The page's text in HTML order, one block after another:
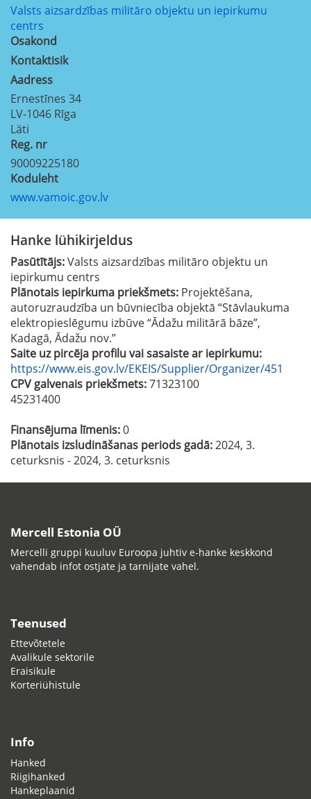
Valsts aizsardzības militāro objektu un iepirkumu
centrs
Osakond
Kontaktisik
Aadress
Ernestīnes 34
LV-1046 Rīga
Läti
Reg. nr
90009225180
Koduleht
www.vamoic.gov.lv
Hanke lühikirjeldus
Pasūtītājs:Valsts aizsardzības militāro objektu un
iepirkumu centrs
Plānotais iepirkuma priekšmets: Projektēšana,
autoruzraudzība un būvniecība objektā “Stāvlaukuma
elektropieslēgumu izbūve “Ādažu militārā bāze”,
Kadagā, Ādažu nov.”
Saite uz pircēja profilu vai sasaiste ar iepirkumu:
https://www.eis.gov.lv/EKEIS/Supplier/Organizer/451
CPV galvenais priekšmets:71323100
45231400
Finansējuma līmenis:0
Plānotais izsludināšanas periods gadā:2024, 3.
ceturksnis - 2024, 3. ceturksnis
Mercell Estonia OÜ
Mercelli gruppi kuuluv Euroopa juhtiv e-hanke keskkond
vahendab infot ostjate ja tarnijate vahel.
Teenused
Ettevõtetele
Avalikule sektorile
Eraisikule
Korteriühistule
Info
Hanked
Riigihanked
Hankeplaanid